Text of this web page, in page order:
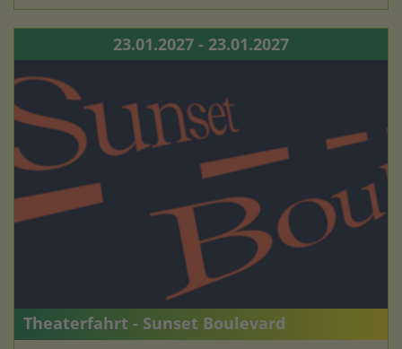
23.01.2027 - 23.01.2027
Theaterfahrt - Sunset Boulevard